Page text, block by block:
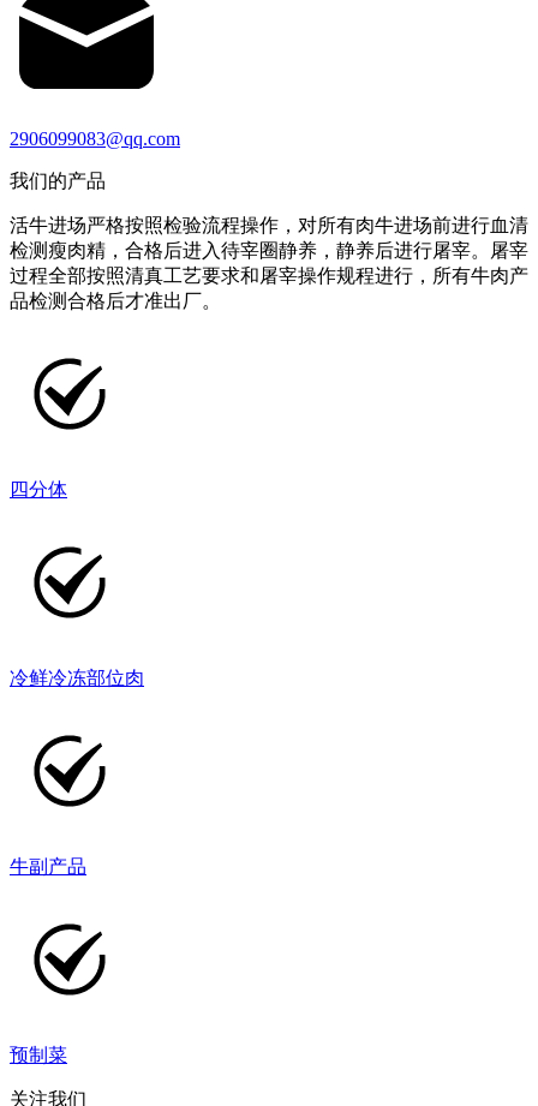
2906099083@qq.com
我们的产品
活牛进场严格按照检验流程操作，对所有肉牛进场前进行血清
检测瘦肉精，合格后进入待宰圈静养，静养后进行屠宰。屠宰
过程全部按照清真工艺要求和屠宰操作规程进行，所有牛肉产
品检测合格后才准出厂。
四分体
冷鲜冷冻部位肉
牛副产品
预制菜
关注我们